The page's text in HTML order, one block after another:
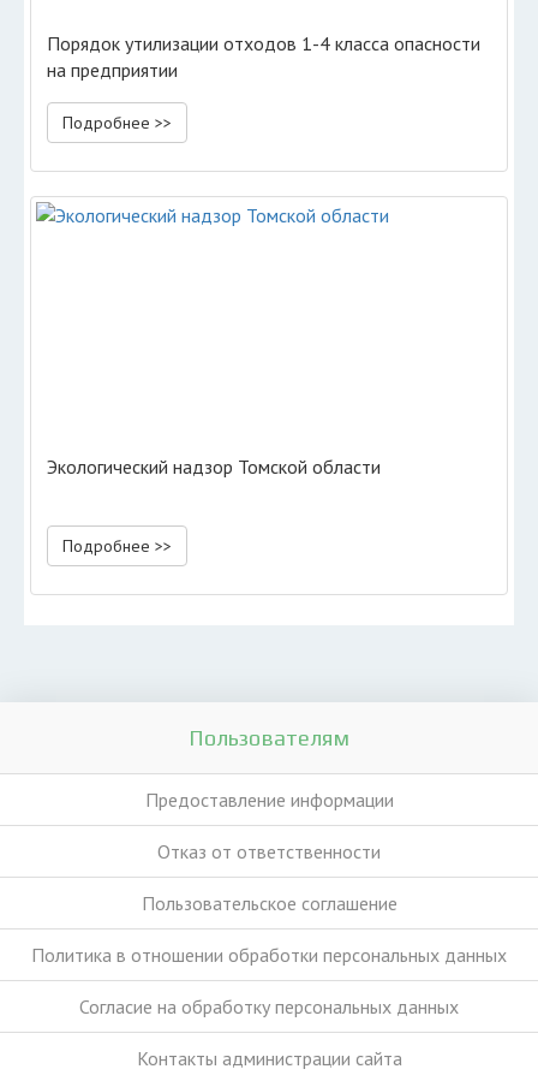
Порядок утилизации отходов 1-4 класса опасности
на предприятии
Подробнее >>
Экологический надзор Томской области
Подробнее >>
Пользователям
Предоставление информации
Отказ от ответственности
Пользовательское соглашение
Политика в отношении обработки персональных данных
Согласие на обработку персональных данных
Контакты администрации сайта